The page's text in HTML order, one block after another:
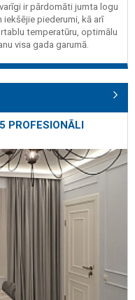
ir pārdomāti jumta logu
iekšējie piederumi, kā arī
temperatūru, optimālu
visa gada garumā.
PROFESIONĀLI